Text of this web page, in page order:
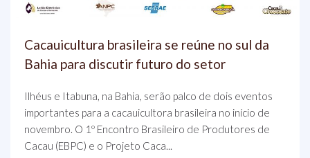
Cacauicultura brasileira se reúne no sul da
Bahia para discutir futuro do setor
Ilhéus e Itabuna, na Bahia, serão palco de dois eventos
importantes para a cacauicultora brasileira no início de
novembro. O 1º Encontro Brasileiro de Produtores de
Cacau (EBPC) e o Projeto Caca...